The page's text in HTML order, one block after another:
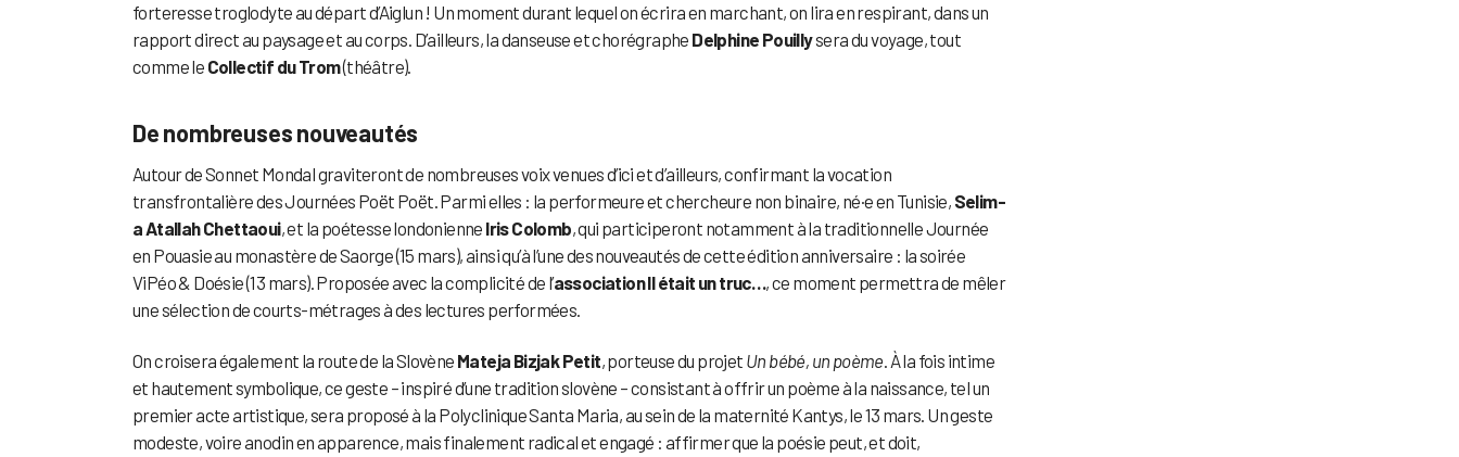
forteresse troglodyte au départ d’Aiglun ! Un moment durant lequel on écrira en marchant, on lira en respirant, dans un
rapport direct au paysage et au corps. D’ailleurs, la danseuse et chorégraphe Delphine Pouillysera du voyage, tout
comme le Collectif du Trom(théâtre).
De nombreuses nouveautés
Autour de Sonnet Mondal graviteront de nombreuses voix venues d’ici et d’ailleurs, confirmant la vocation
transfrontalière des Journées Poët Poët. Parmi elles : la performeure et chercheure non binaire, né·e en Tunisie, Selim-
a Atallah Chettaoui, et la poétesse londonienne Iris Colomb, qui participeront notamment à la traditionnelle Journée
en Pouasie au monastère de Saorge (15 mars), ainsi qu’à l’une des nouveautés de cette édition anniversaire : la soirée
ViPéo & Doésie (13 mars). Proposée avec la complicité de l’association Il était un truc…, ce moment permettra de mêler
une sélection de courts-métrages à des lectures performées.
On croisera également la route de la Slovène Mateja Bizjak Petit, porteuse du projet Un bébé, un poème. À la fois intime
et hautement symbolique, ce geste – inspiré d’une tradition slovène – consistant à offrir un poème à la naissance, tel un
premier acte artistique, sera proposé à la Polyclinique Santa Maria, au sein de la maternité Kantys, le 13 mars. Un geste
modeste, voire anodin en apparence, mais finalement radical et engagé : affirmer que la poésie peut, et doit,